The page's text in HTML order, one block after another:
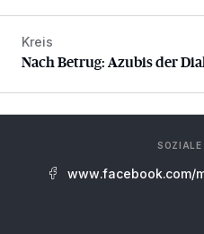
Nach Betrug: Azubis der
Kreis
Nach Betrug: Azubis der
SOZIALE
www.facebook.com/